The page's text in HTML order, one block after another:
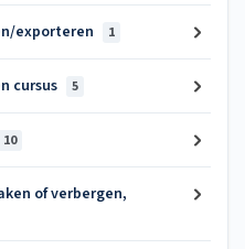
exporteren 1
cursus 5
10
of verbergen,